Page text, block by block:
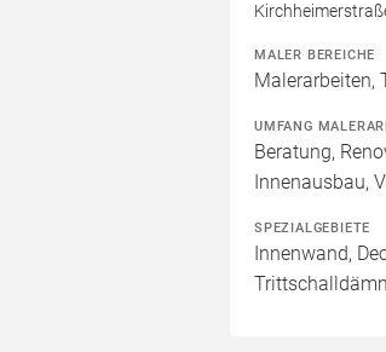
MALER BEREICHE
Malerarbeiten,
UMFANG
Beratung,
Innenausbau,
SPEZIALGEBIETE
Innenwand,